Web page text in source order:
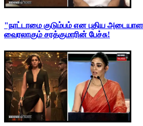
"நாட்டாமை குடும்பம் என புதிய
வைரலாகும் சரத்குமாரின் பேச்சு!